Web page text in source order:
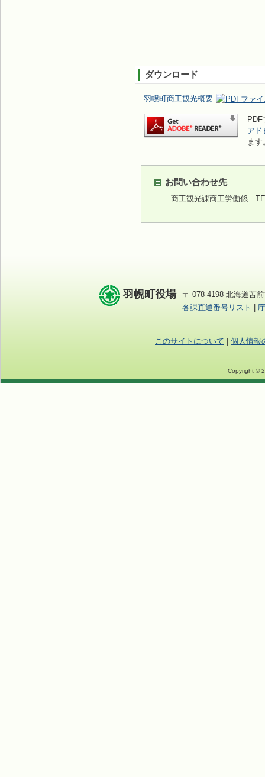
ダウンロード
羽幌町商工観光概要
アド
ます
お問い合わせ先
商工観光課商工労働係
羽幌町役場
〒 078-4198 北海道苫
各課直通番号リスト
このサイトについて 個人情報
Copyright ©